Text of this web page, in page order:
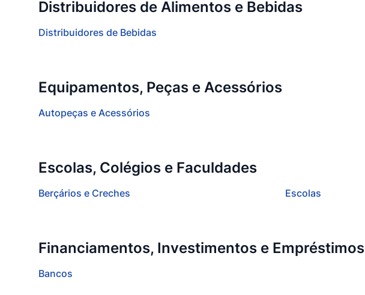
Distribuidores de Alimentos e Bebidas
Distribuidores de Bebidas
Equipamentos, Peças e Acessórios
Autopeças e Acessórios
Escolas, Colégios e Faculdades
Berçários e Creches Escolas
Financiamentos, Investimentos e Empréstimos
Bancos